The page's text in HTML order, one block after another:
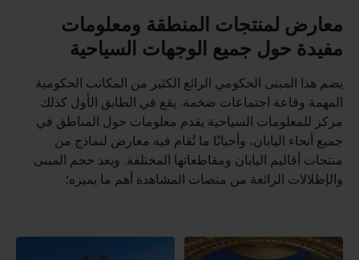
معارض لمنتجات المنطقة ومعلومات
مفيدة حول جميع الوجهات السياحية
يضم هذا المبنى الحكومي الرائع الكثير من المكاتب الحكومية
المهمة وقاعة اجتماعات ضخمة. يقع في الطابق الأول كذلك
مركز للمعلومات السياحية يقدم معلومات حول المناطق في
جميع أنحاء اليابان، وأحيانًا ما تُقام فيه معارض لنماذج من
منتجات أقاليم اليابان ومقاطعاتها المختلفة. ويعد حجم المبنى
والإطلالات الرائعة من منصات المشاهدة أهم ما يميزه؛